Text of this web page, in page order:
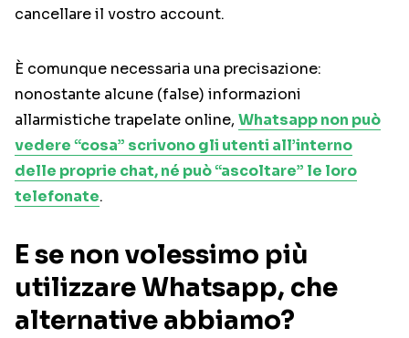
cancellare il vostro account.
È comunque necessaria una precisazione:
nonostante alcune (false) informazioni
allarmistiche trapelate online, Whatsapp non può
vedere “cosa” scrivono gli utenti all’interno
delle proprie chat, né può “ascoltare” le loro
telefonate.
E se non volessimo più
utilizzare Whatsapp, che
alternative abbiamo?